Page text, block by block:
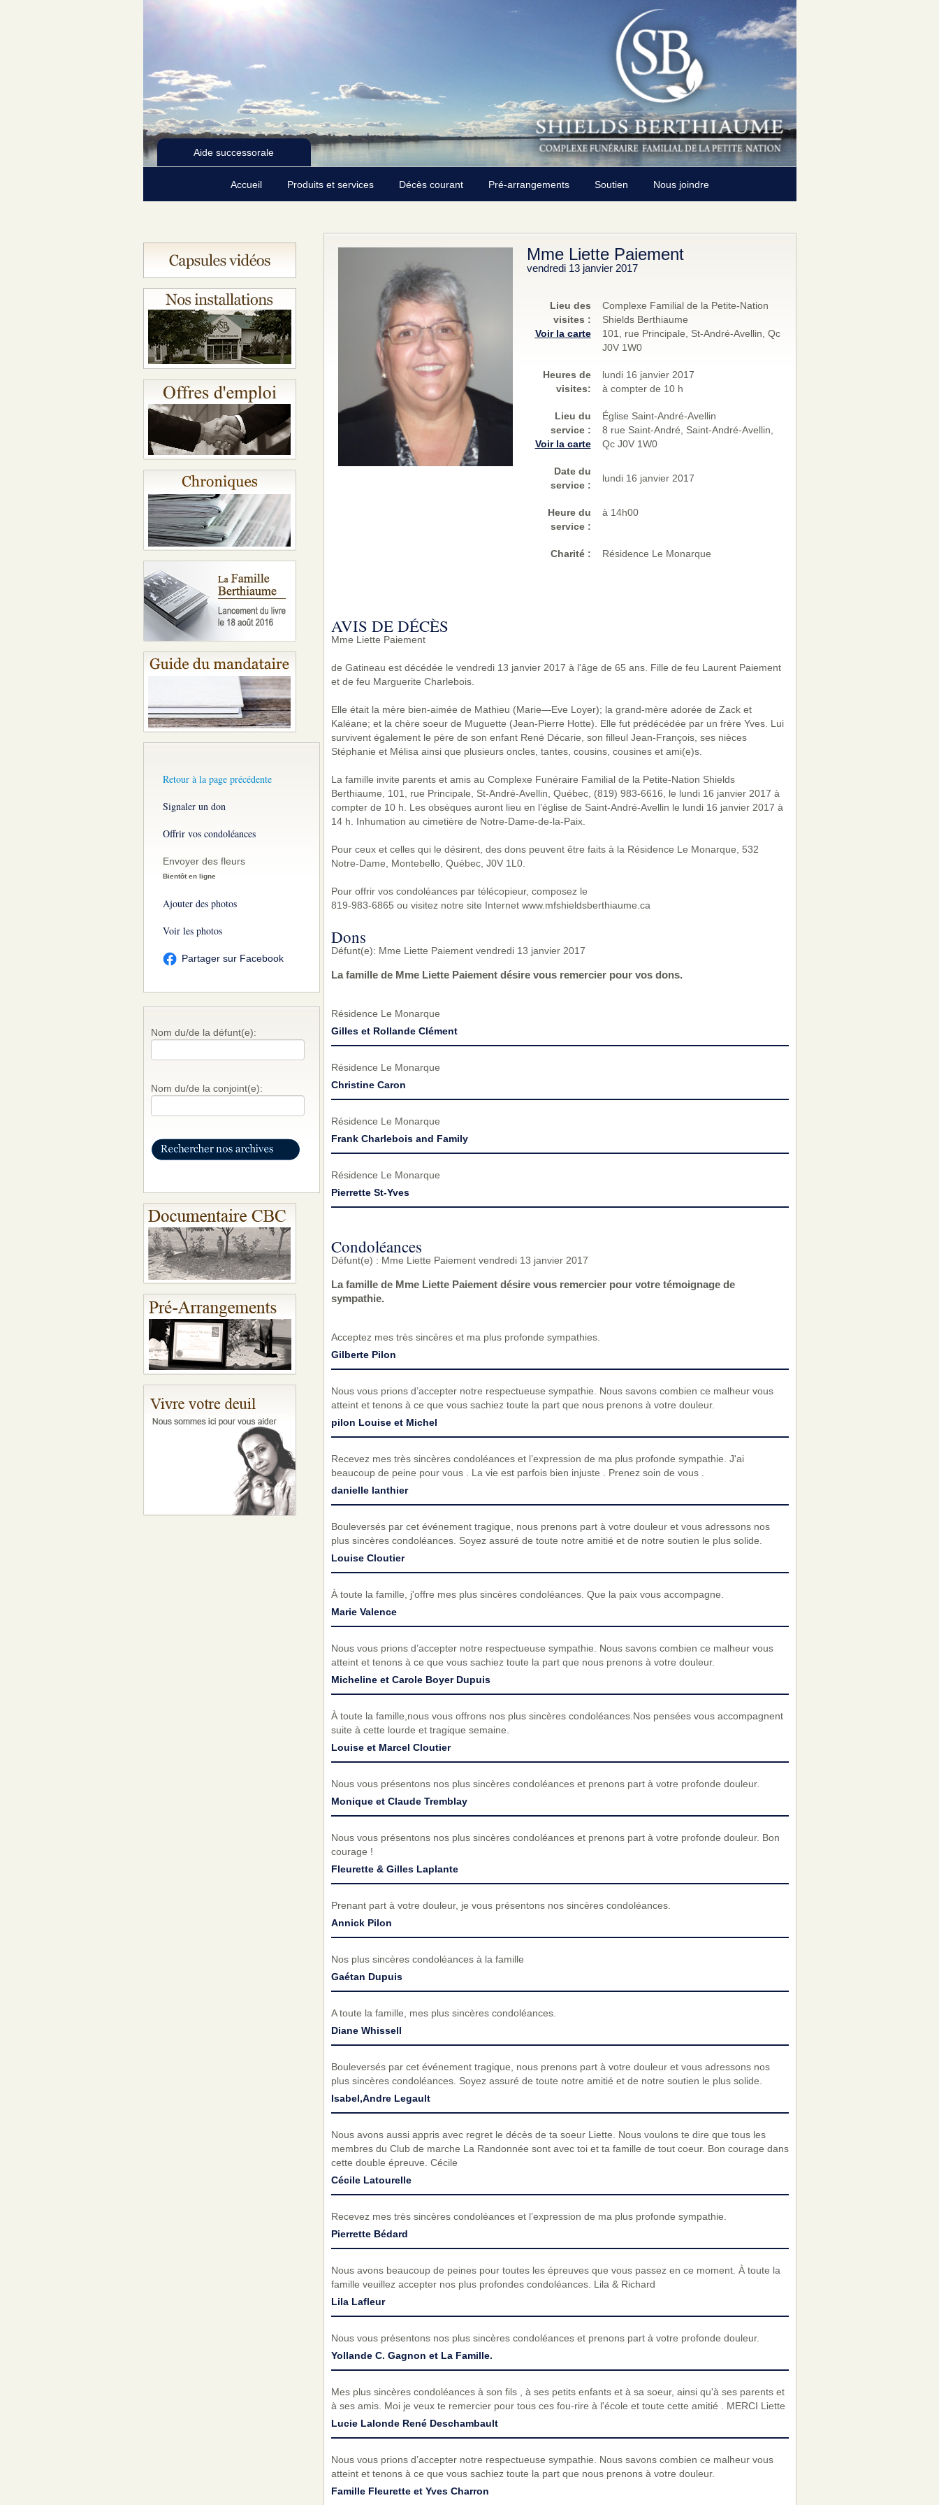
Aide successorale
Accueil Produits et services Décès courant Pré-arrangements Soutien Nous joindre
Retour à la page précédente
Signaler un don
Offrir vos condoléances
Envoyer des fleurs
Bientôt en ligne
Ajouter des photos
Voir les photos
Partager sur Facebook
Nom du/de la défunt(e):
Nom du/de la conjoint(e):
Mme Liette Paiement
vendredi 13 janvier 2017
Lieu des
visites :
Voir la carte
Complexe Familial de la Petite-Nation
Shields Berthiaume
101, rue Principale, St-André-Avellin, Qc
J0V 1W0
Heures de
visites:
lundi 16 janvier 2017
à compter de 10 h
Lieu du
service :
Voir la carte
Église Saint-André-Avellin
8 rue Saint-André, Saint-André-Avellin,
Qc J0V 1W0
Date du
service :
lundi 16 janvier 2017
Heure du
service :
à 14h00
Charité: Résidence Le Monarque
AVIS DE DÉCÈS
Mme Liette Paiement
de Gatineau est décédée le vendredi 13 janvier 2017 à l'âge de 65 ans. Fille de feu Laurent Paiement
et de feu Marguerite Charlebois.
Elle était la mère bien-aimée de Mathieu (Marie—Eve Loyer); la grand-mère adorée de Zack et
Kaléane; et la chère soeur de Muguette (Jean-Pierre Hotte). Elle fut prédécédée par un frère Yves. Lui
survivent également le père de son enfant René Décarie, son filleul Jean-François, ses nièces
Stéphanie et Mélisa ainsi que plusieurs oncles, tantes, cousins, cousines et ami(e)s.
La famille invite parents et amis au Complexe Funéraire Familial de la Petite-Nation Shields
Berthiaume, 101, rue Principale, St-André-Avellin, Québec, (819) 983-6616, le lundi 16 janvier 2017 à
compter de 10 h. Les obsèques auront lieu en l’église de Saint-André-Avellin le lundi 16 janvier 2017 à
14 h. Inhumation au cimetière de Notre-Dame-de-la-Paix.
Pour ceux et celles qui le désirent, des dons peuvent être faits à la Résidence Le Monarque, 532
Notre-Dame, Montebello, Québec, J0V 1L0.
Pour offrir vos condoléances par télécopieur, composez le
819-983-6865 ou visitez notre site Internet www.mfshieldsberthiaume.ca
Dons
Défunt(e): Mme Liette Paiement vendredi 13 janvier 2017
La famille de Mme Liette Paiement désire vous remercier pour vos dons.
Résidence Le Monarque
Gilles et Rollande Clément
Résidence Le Monarque
Christine Caron
Résidence Le Monarque
Frank Charlebois and Family
Résidence Le Monarque
Pierrette St-Yves
Condoléances
Défunt(e) : Mme Liette Paiement vendredi 13 janvier 2017
La famille de Mme Liette Paiement désire vous remercier pour votre témoignage de
sympathie.
Acceptez mes très sincères et ma plus profonde sympathies.
Gilberte Pilon
Nous vous prions d’accepter notre respectueuse sympathie. Nous savons combien ce malheur vous
atteint et tenons à ce que vous sachiez toute la part que nous prenons à votre douleur.
pilon Louise et Michel
Recevez mes très sincères condoléances et l’expression de ma plus profonde sympathie. J'ai
beaucoup de peine pour vous . La vie est parfois bien injuste . Prenez soin de vous .
danielle lanthier
Bouleversés par cet événement tragique, nous prenons part à votre douleur et vous adressons nos
plus sincères condoléances. Soyez assuré de toute notre amitié et de notre soutien le plus solide.
Louise Cloutier
À toute la famille, j'offre mes plus sincères condoléances. Que la paix vous accompagne.
Marie Valence
Nous vous prions d’accepter notre respectueuse sympathie. Nous savons combien ce malheur vous
atteint et tenons à ce que vous sachiez toute la part que nous prenons à votre douleur.
Micheline et Carole Boyer Dupuis
À toute la famille,nous vous offrons nos plus sincères condoléances.Nos pensées vous accompagnent
suite à cette lourde et tragique semaine.
Louise et Marcel Cloutier
Nous vous présentons nos plus sincères condoléances et prenons part à votre profonde douleur.
Monique et Claude Tremblay
Nous vous présentons nos plus sincères condoléances et prenons part à votre profonde douleur. Bon
courage !
Fleurette & Gilles Laplante
Prenant part à votre douleur, je vous présentons nos sincères condoléances.
Annick Pilon
Nos plus sincères condoléances à la famille
Gaétan Dupuis
A toute la famille, mes plus sincères condoléances.
Diane Whissell
Bouleversés par cet événement tragique, nous prenons part à votre douleur et vous adressons nos
plus sincères condoléances. Soyez assuré de toute notre amitié et de notre soutien le plus solide.
Isabel,Andre Legault
Nous avons aussi appris avec regret le décès de ta soeur Liette. Nous voulons te dire que tous les
membres du Club de marche La Randonnée sont avec toi et ta famille de tout coeur. Bon courage dans
cette double épreuve. Cécile
Cécile Latourelle
Recevez mes très sincères condoléances et l’expression de ma plus profonde sympathie.
Pierrette Bédard
Nous avons beaucoup de peines pour toutes les épreuves que vous passez en ce moment. À toute la
famille veuillez accepter nos plus profondes condoléances. Lila & Richard
Lila Lafleur
Nous vous présentons nos plus sincères condoléances et prenons part à votre profonde douleur.
Yollande C. Gagnon et La Famille.
Mes plus sincères condoléances à son fils , à ses petits enfants et à sa soeur, ainsi qu'à ses parents et
à ses amis. Moi je veux te remercier pour tous ces fou-rire à l'école et toute cette amitié . MERCI Liette
Lucie Lalonde René Deschambault
Nous vous prions d’accepter notre respectueuse sympathie. Nous savons combien ce malheur vous
atteint et tenons à ce que vous sachiez toute la part que nous prenons à votre douleur.
Famille Fleurette et Yves Charron